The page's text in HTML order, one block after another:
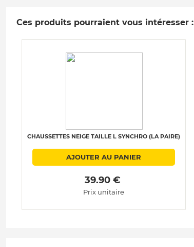
Ces produits pourraient vous intéresser :
CHAUSSETTES NEIGE TAILLE L SYNCHRO (LA PAIRE)
AJOUTER AU PANIER
39.90 €
Prix unitaire